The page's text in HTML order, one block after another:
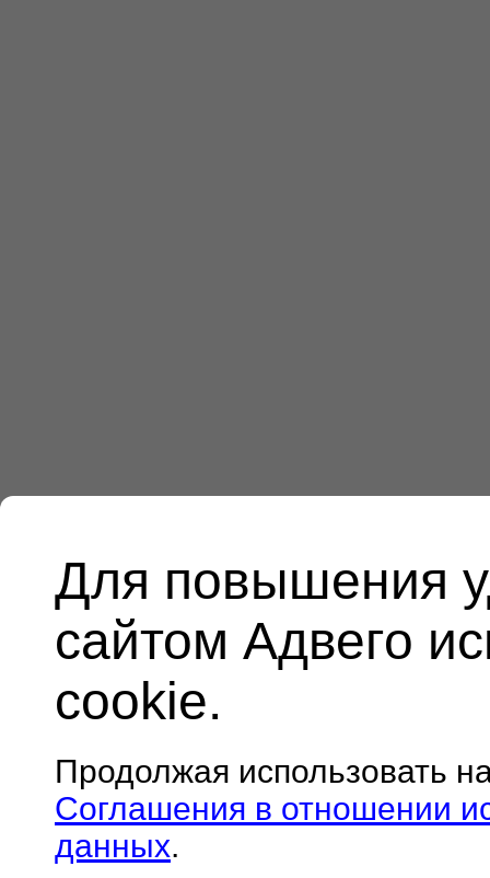
Для повышения
сайтом Адвего
cookie.
Продолжая использовать
Соглашения в отношении
данных.